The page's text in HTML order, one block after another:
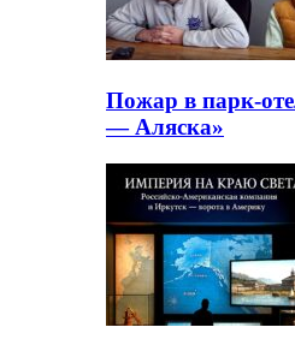
Пожар в парк-
— Аляска»